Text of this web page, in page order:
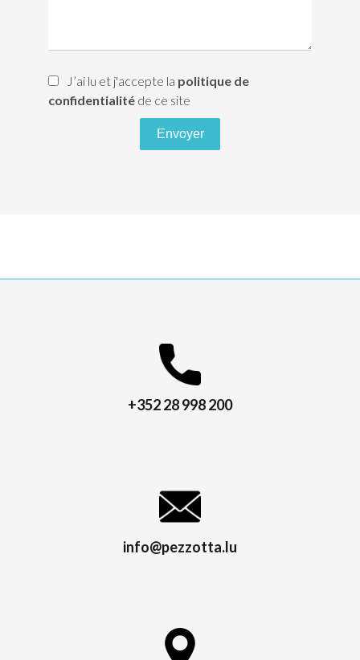
J’ai lu et j'accepte la politique de
confidentialité de ce site
Envoyer
+352 28 998 200
info@pezzotta.lu